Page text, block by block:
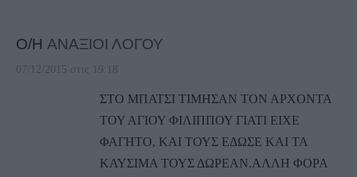
Ο/Η ΑΝΑΞΙΟΙ ΛΟΓΟΥ
07/12/2015 στις 19:18
ΣΤΟ ΜΠΑΤΣΙ ΤΙΜΗΣΑΝ ΤΟΝ ΑΡΧΟΝΤΑ
ΤΟΥ ΑΓΙΟΥ ΦΙΛΙΠΠΟΥ ΓΙΑΤΙ ΕΙΧΕ
ΦΑΓΗΤΟ, ΚΑΙ ΤΟΥΣ ΕΔΩΣΕ ΚΑΙ ΤΑ
ΚΑΥΣΙΜΑ ΤΟΥΣ ΔΩΡΕΑΝ.ΑΛΛΗ ΦΟΡΑ